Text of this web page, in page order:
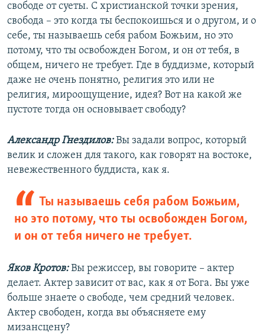
свободе от суеты. С христианской точки зрения,
свобода – это когда ты беспокоишься и о другом, и о
себе, ты называешь себя рабом Божьим, но это
потому, что ты освобожден Богом, и он от тебя, в
общем, ничего не требует. Где в буддизме, который
даже не очень понятно, религия это или не
религия, мироощущение, идея? Вот на какой же
пустоте тогда он основывает свободу?
Александр Гнездилов:Вы задали вопрос, который
велик и сложен для такого, как говорят на востоке,
невежественного буддиста, как я.
Ты называешь себя рабом Божьим,
но это потому, что ты освобожден Богом,
и он от тебя ничего не требует.
Яков Кротов:Вы режиссер, вы говорите – актер
делает. Актер зависит от вас, как я от Бога. Вы уже
больше знаете о свободе, чем средний человек.
Актер свободен, когда вы объясняете ему
мизансцену?